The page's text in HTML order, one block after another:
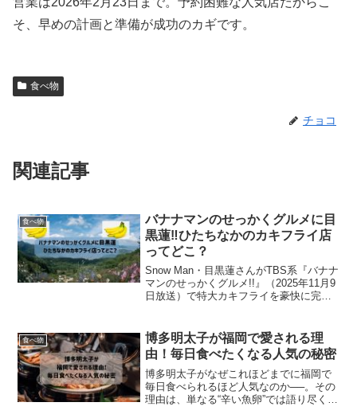
そ、早めの計画と準備が成功のカギです。
食べ物
チョコ
関連記事
食べ物
バナナマンのせっかくグルメに目
黒蓮‼ひたちなかのカキフライ店
ってどこ？
Snow Man・目黒蓮さんがTBS系『バナナ
マンのせっかくグルメ!!』（2025年11月9
日放送）で特大カキフライを豪快に完食
屋」です。☆11月9日(日)よる7時〜 ...
食べ物
博多明太子が福岡で愛される理
由！毎日食べたくなる人気の秘密
博多明太子がなぜこれほどまでに福岡で
毎日食べられるほど人気なのか──。その
理由は、単なる“辛い魚卵”では語り尽くせ